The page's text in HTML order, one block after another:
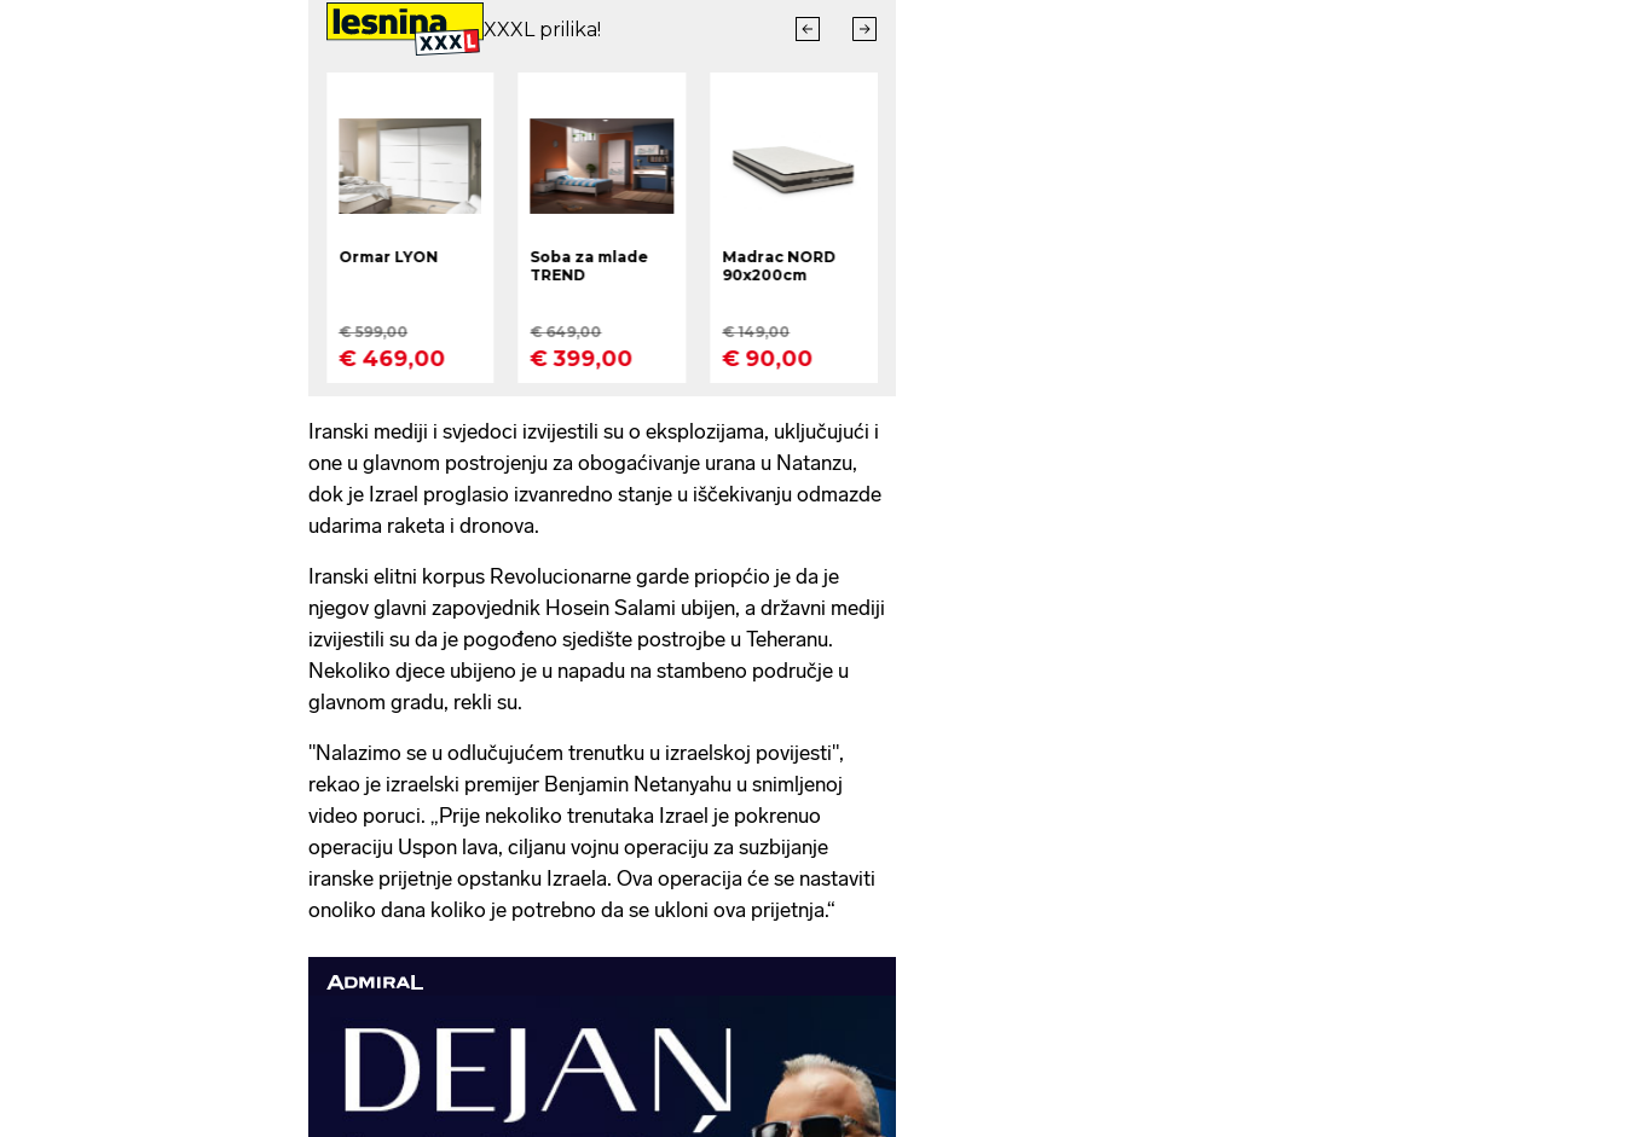
Iranski mediji i svjedoci izvijestili su o eksplozijama, uključujući i
one u glavnom postrojenju za obogaćivanje urana u Natanzu,
dok je Izrael proglasio izvanredno stanje u iščekivanju odmazde
udarima raketa i dronova.
Iranski elitni korpus Revolucionarne garde priopćio je da je
njegov glavni zapovjednik Hosein Salami ubijen, a državni mediji
izvijestili su da je pogođeno sjedište postrojbe u Teheranu.
Nekoliko djece ubijeno je u napadu na stambeno područje u
glavnom gradu, rekli su.
"Nalazimo se u odlučujućem trenutku u izraelskoj povijesti",
rekao je izraelski premijer Benjamin Netanyahu u snimljenoj
video poruci. „Prije nekoliko trenutaka Izrael je pokrenuo
operaciju Uspon lava, ciljanu vojnu operaciju za suzbijanje
iranske prijetnje opstanku Izraela. Ova operacija će se nastaviti
onoliko dana koliko je potrebno da se ukloni ova prijetnja.“